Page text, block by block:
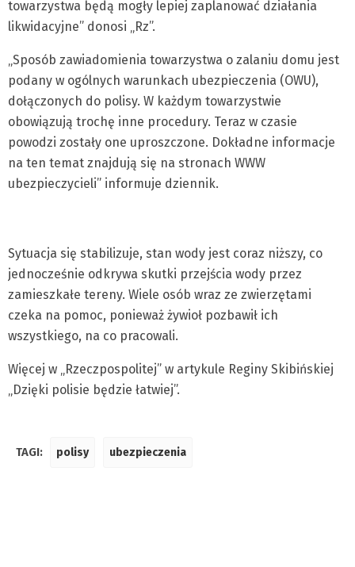
towarzystwa będą mogły lepiej zaplanować działania
likwidacyjne” donosi „Rz”.
„Sposób zawiadomienia towarzystwa o zalaniu domu jest
podany w ogólnych warunkach ubezpieczenia (OWU),
dołączonych do polisy. W każdym towarzystwie
obowiązują trochę inne procedury. Teraz w czasie
powodzi zostały one uproszczone. Dokładne informacje
na ten temat znajdują się na stronach WWW
ubezpieczycieli” informuje dziennik.
Sytuacja się stabilizuje, stan wody jest coraz niższy, co
jednocześnie odkrywa skutki przejścia wody przez
zamieszkałe tereny. Wiele osób wraz ze zwierzętami
czeka na pomoc, ponieważ żywioł pozbawił ich
wszystkiego, na co pracowali.
Więcej w „Rzeczpospolitej” w artykule Reginy Skibińskiej
„Dzięki polisie będzie łatwiej”.
TAGI: polisy ubezpieczenia